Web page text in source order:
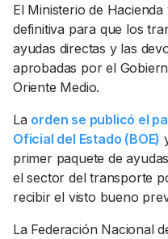
El Ministerio de
definitiva para que los
ayudas directas y las
aprobadas por el
Oriente Medio.
La orden se publicó el
Oficial del Estado (BOE)
primer paquete de
el sector del transporte
recibir el visto bueno
La Federación Nacional